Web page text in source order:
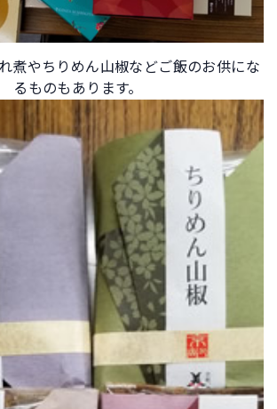
煮やちりめん山椒などご飯のお供にな
るものもあります。